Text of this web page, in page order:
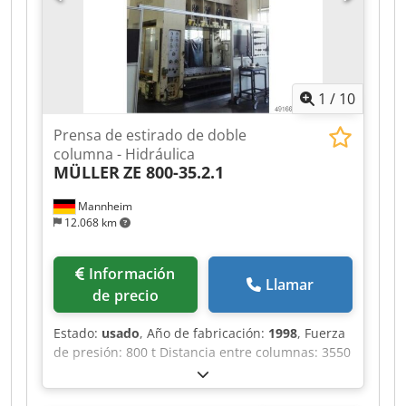
30,0 t Dimensiones (AnxLxAl) 3,0 x 2,9 x 4,4 m
Con accionamiento oleohidráulico, cojín de
arrastre hidráulico en la mesa Chsdpfszrptusx
1 / 10
Mannheim
12.068 km
Prensa de estirado de doble
columna - Hidráulica
MÜLLER ZE 800-35.2.1
de precio
Llamar
Estado: usado, Año de fabricación: 1998, Fuerza
de presión: 800 t Distancia entre columnas: 3550
mm Recorrido: 1100 mm Distancia mesa/émbolo,
recorrido máximo superior, refuerzo superior: